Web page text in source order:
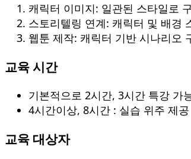
캐릭터 이미지: 일관된 스타일로
스토리텔링 연계: 캐릭터 및 배경
웹툰 제작: 캐릭터 기반 시나리오
교육 시간
기본적으로 2시간, 3시간 특강 가
4시간이상, 8시간 : 실습 위주 제공
교육 대상자